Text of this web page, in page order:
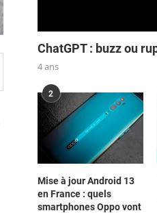
ChatGPT : buzz ou
4 ans
2
Mise à jour Android 13
en France : quels
smartphones Oppo vont